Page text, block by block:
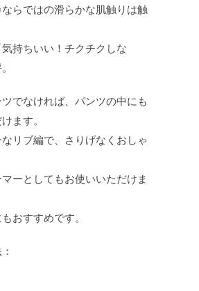
ならではの滑らかな肌触りは触
持ちいい！チクチクしな
でなければ、パンツの中にも
ます。
リブ編で、さりげなくおしゃ
ーとしてもお使いいただけま
おすすめです。